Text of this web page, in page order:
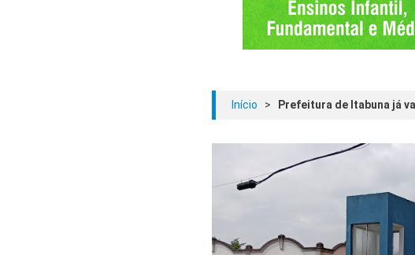
Início > Prefeitura de Itabuna já